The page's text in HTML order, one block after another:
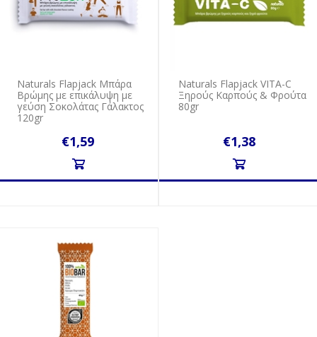
Naturals Flapjack Μπάρα
Βρώμης με επικάλυψη με
γεύση Σοκολάτας Γάλακτος
120gr
€1,59
Naturals Flapjack VITA-C
Ξηρούς Καρπούς & Φρούτα
80gr
€1,38